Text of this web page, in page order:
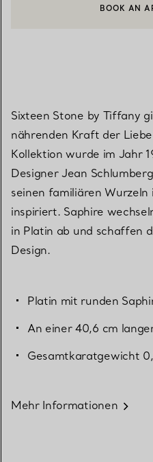
EINEN KUNDENBERATER
BOOK AN
Sixteen Stone by Tiffany
nährenden Kraft der
Kollektion wurde im Jahr
Designer Jean
seinen familiären
inspiriert. Saphire
in Platin ab und schaffen
Design.
Platin mit runden
An einer 40,6 cm
Gesamtkaratgewicht
Mehr Informationen